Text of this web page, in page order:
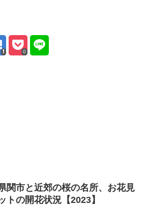
0
関市と近郊の桜の名所、お花見
トの開花状況【2023】